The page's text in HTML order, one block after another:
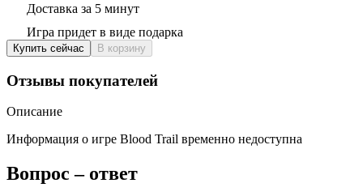
Доставка за 5 минут
Игра придет в виде подарка
Купить сейчас В корзину
Отзывы покупателей
Описание
Информация о игре Blood Trail временно недоступна
Вопрос – ответ